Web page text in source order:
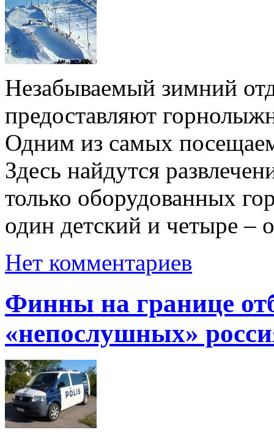
Незабываемый зимний
предоставляют
Одним из самых
Здесь найдутся
только оборудованных
один детский и четыре –
Нет комментариев
Финны на границе
«непослушных»